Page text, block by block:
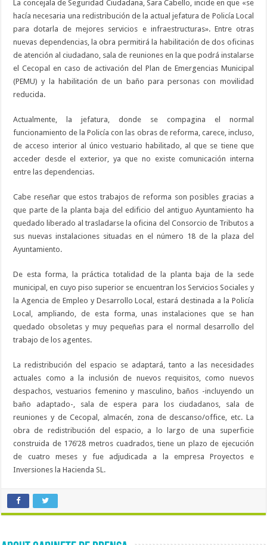
La concejala de Seguridad Ciudadana, Sara Cabello, incide en que «se
hacía necesaria una redistribución de la actual jefatura de Policía Local
para dotarla de mejores servicios e infraestructuras». Entre otras
nuevas dependencias, la obra permitirá la habilitación de dos oficinas
de atención al ciudadano, sala de reuniones en la que podrá instalarse
el Cecopal en caso de activación del Plan de Emergencias Municipal
(PEMU) y la habilitación de un baño para personas con movilidad
reducida.
Actualmente, la jefatura, donde se compagina el normal
funcionamiento de la Policía con las obras de reforma, carece, incluso,
de acceso interior al único vestuario habilitado, al que se tiene que
acceder desde el exterior, ya que no existe comunicación interna
entre las dependencias.
Cabe reseñar que estos trabajos de reforma son posibles gracias a
que parte de la planta baja del edificio del antiguo Ayuntamiento ha
quedado liberado al trasladarse la oficina del Consorcio de Tributos a
sus nuevas instalaciones situadas en el número 18 de la plaza del
Ayuntamiento.
De esta forma, la práctica totalidad de la planta baja de la sede
municipal, en cuyo piso superior se encuentran los Servicios Sociales y
la Agencia de Empleo y Desarrollo Local, estará destinada a la Policía
Local, ampliando, de esta forma, unas instalaciones que se han
quedado obsoletas y muy pequeñas para el normal desarrollo del
trabajo de los agentes.
La redistribución del espacio se adaptará, tanto a las necesidades
actuales como a la inclusión de nuevos requisitos, como nuevos
despachos, vestuarios femenino y masculino, baños -incluyendo un
baño adaptado-, sala de espera para los ciudadanos, sala de
reuniones y de Cecopal, almacén, zona de descanso/office, etc. La
obra de redistribución del espacio, a lo largo de una superficie
construida de 176’28 metros cuadrados, tiene un plazo de ejecución
de cuatro meses y fue adjudicada a la empresa Proyectos e
Inversiones la Hacienda SL.